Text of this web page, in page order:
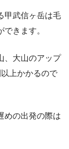
甲武信ヶ岳は毛
きます。
、大山のアップ
上かかるので
めの出発の際は